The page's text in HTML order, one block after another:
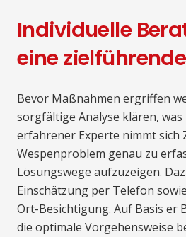
Individuelle
eine
Bevor Maßnahmen ergriffen
sorgfältige Analyse klären, was
erfahrener Experte nimmt sich
Wespenproblem genau zu
Lösungswege aufzuzeigen.
Einschätzung per Telefon
Ort-Besichtigung. Auf Basis er
die optimale Vorgehensweise